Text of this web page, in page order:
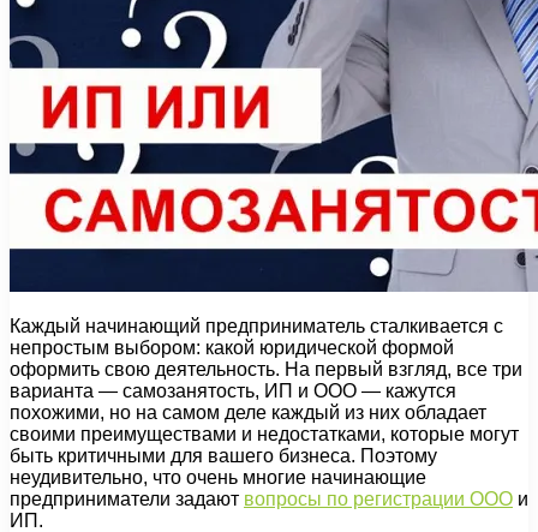
Каждый начинающий предприниматель сталкивается с
непростым выбором: какой юридической формой
оформить свою деятельность. На первый взгляд, все три
варианта — самозанятость, ИП и ООО — кажутся
похожими, но на самом деле каждый из них обладает
своими преимуществами и недостатками, которые могут
быть критичными для вашего бизнеса. Поэтому
неудивительно, что очень многие начинающие
предприниматели задают вопросы по регистрации ООО и
ИП.